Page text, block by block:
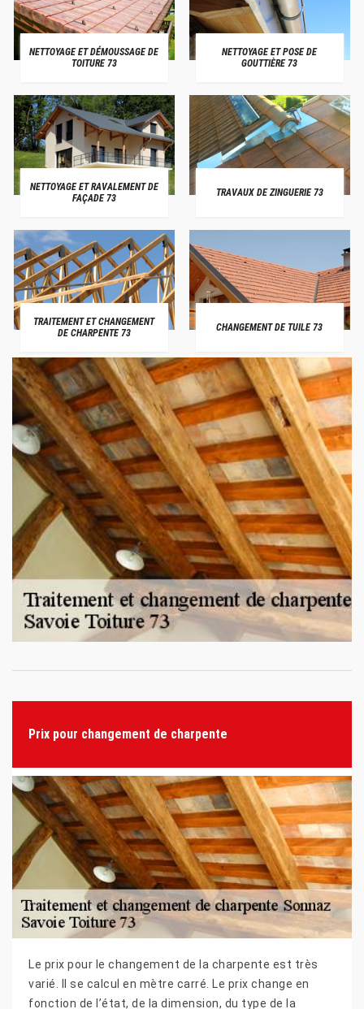
NETTOYAGE ET DÉMOUSSAGE DE
TOITURE 73
NETTOYAGE ET POSE DE
GOUTTIÈRE 73
NETTOYAGE ET RAVALEMENT DE
FAÇADE 73
TRAVAUX DE ZINGUERIE 73
TRAITEMENT ET CHANGEMENT
DE CHARPENTE 73
CHANGEMENT DE TUILE 73
Prix pour changement de charpente
Le prix pour le changement de la charpente est très
varié. Il se calcul en mètre carré. Le prix change en
fonction de l’état, de la dimension, du type de la